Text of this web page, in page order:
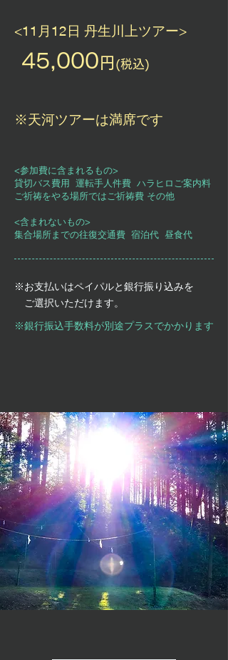
<11月12日 丹生川上ツアー>
​45,000 円 (税込)
​※天河ツアーは満席です
<参加費に含まれるもの>
貸切バス費用 運転手人件費 ハラヒロご案内料
ご祈祷をやる場所ではご祈祷費 その他
<含まれないもの>
集合場所までの往復交通費 宿泊代 昼食代
※お支払いはペイパルと銀行振り込みを
ご選択いただけます。
※銀行振込手数料が別途プラスでかかります